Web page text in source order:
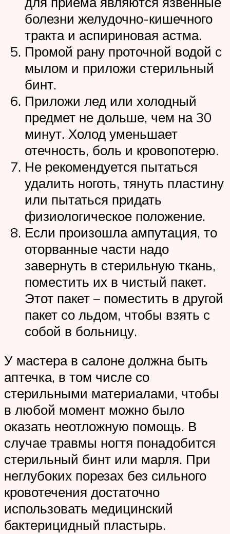
болезни желудочно-кишечного
тракта и аспириновая астма.
Промой рану проточной водой с
мылом и приложи стерильный
бинт.
Приложи лед или холодный
предмет не дольше, чем на 30
минут. Холод уменьшает
отечность, боль и кровопотерю.
Не рекомендуется пытаться
удалить ноготь, тянуть пластину
или пытаться придать
физиологическое положение.
Если произошла ампутация, то
оторванные части надо
завернуть в стерильную ткань,
поместить их в чистый пакет.
Этот пакет – поместить в другой
пакет со льдом, чтобы взять с
собой в больницу.
У мастера в салоне должна быть
аптечка, в том числе со
стерильными материалами, чтобы
в любой момент можно было
оказать неотложную помощь. В
случае травмы ногтя понадобится
стерильный бинт или марля. При
неглубоких порезах без сильного
кровотечения достаточно
использовать медицинский
бактерицидный пластырь.